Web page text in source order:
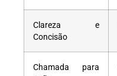
Clareza e
Concisão
Chamada para